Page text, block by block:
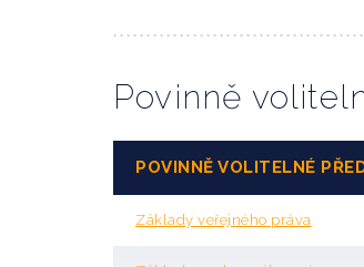
Povinně
POVINNĚ VOLITELNÉ
Základy veřejného práva